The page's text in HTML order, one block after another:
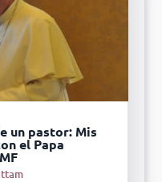
un pastor: Mis
el Papa